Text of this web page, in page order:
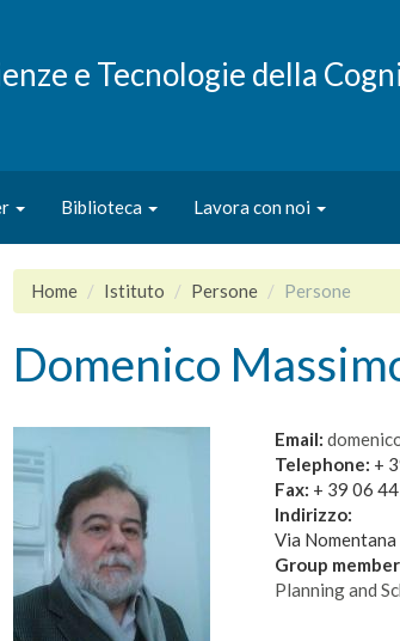
e Tecnologie della
Biblioteca Lavora con noi
Home Istituto Persone Persone
Domenico
Email:
Telephone: +
Fax: + 39 06
Indirizzo:
Via
Group
Planning and